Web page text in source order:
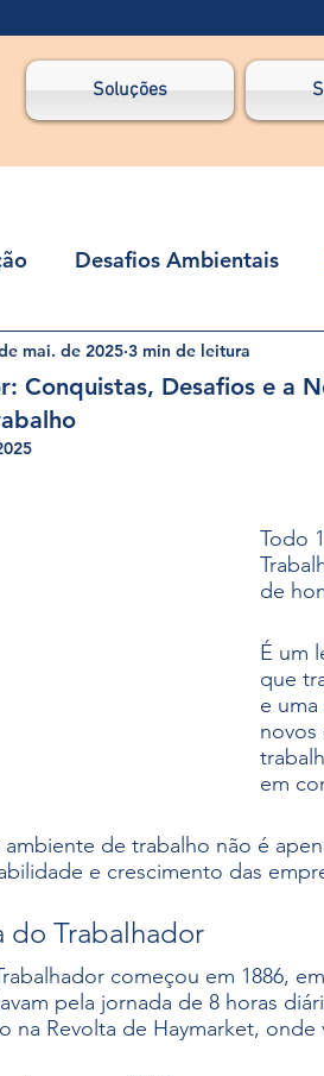
Soluções
Desafios Ambientais
Estratégia ESG Filosofia e
Ambiental
Conquistas, Desafios e a
mai. de 2025 3 min de leitura
5 estrelas.
Todo
de
É um
que
e
novos
em
de trabalho não é
e crescimento das
Trabalhador
começou em 1886,
pela jornada de 8 horas
na Revolta de Haymarket,